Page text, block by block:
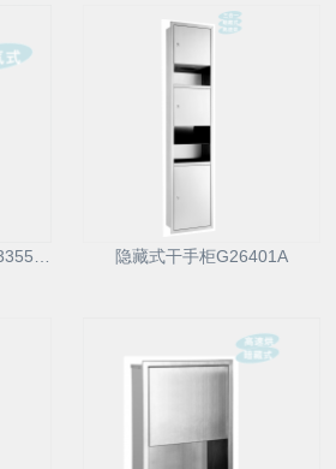
隐藏式干手柜G26401A